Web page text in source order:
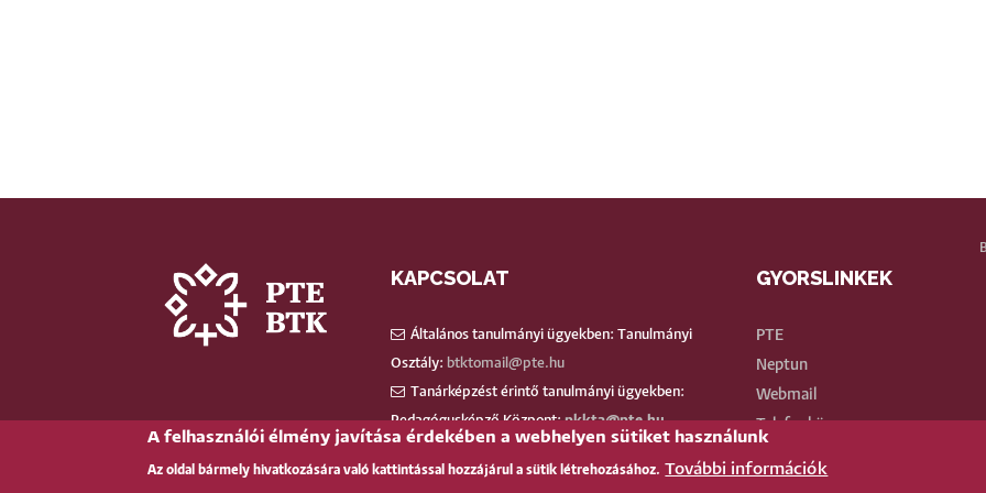
KAPCSOLAT
Általános tanulmányi ügyekben: Tanulmányi
Osztály: btktomail@pte.hu
Tanárképzést érintő tanulmányi ügyekben:
Pedagógusképző Központ:pkkta@pte.hu
Egyéb általános ügyekben:
H-7624 Pécs, Ifjúság útja 6.
GYORSLINKEK
PTE
Neptun
Webmail
Telefonkönyv
A felhasználói élmény javítása érdekében a webhelyen sütiket használunk
Az oldal bármely hivatkozására való kattintással hozzájárul a sütik létrehozásához. További információk